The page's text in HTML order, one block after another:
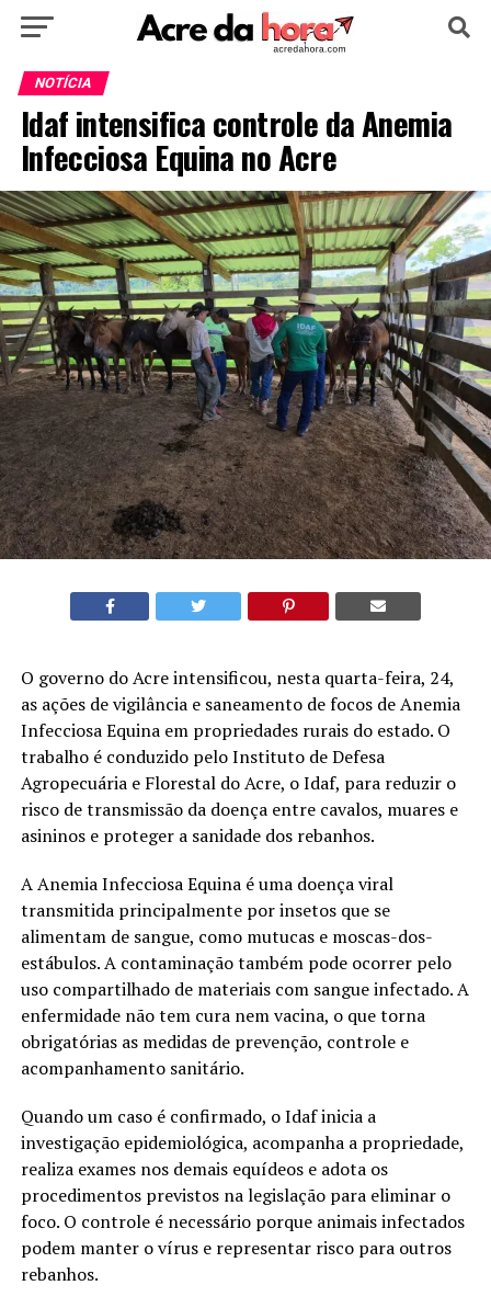
HOME
EDUCAÇÃO NOTÍCIA MUNDO
NOTÍCIA
Idaf intensifica controle da Anemia
Infecciosa Equina no Acre
O governo do Acre intensificou, nesta quarta-feira, 24,
as ações de vigilância e saneamento de focos de Anemia
Infecciosa Equina em propriedades rurais do estado. O
trabalho é conduzido pelo Instituto de Defesa
Agropecuária e Florestal do Acre, o Idaf, para reduzir o
risco de transmissão da doença entre cavalos, muares e
asininos e proteger a sanidade dos rebanhos.
A Anemia Infecciosa Equina é uma doença viral
transmitida principalmente por insetos que se
alimentam de sangue, como mutucas e moscas-dos-
estábulos. A contaminação também pode ocorrer pelo
uso compartilhado de materiais com sangue infectado. A
enfermidade não tem cura nem vacina, o que torna
obrigatórias as medidas de prevenção, controle e
acompanhamento sanitário.
Quando um caso é confirmado, o Idaf inicia a
investigação epidemiológica, acompanha a propriedade,
realiza exames nos demais equídeos e adota os
procedimentos previstos na legislação para eliminar o
foco. O controle é necessário porque animais infectados
podem manter o vírus e representar risco para outros
rebanhos.